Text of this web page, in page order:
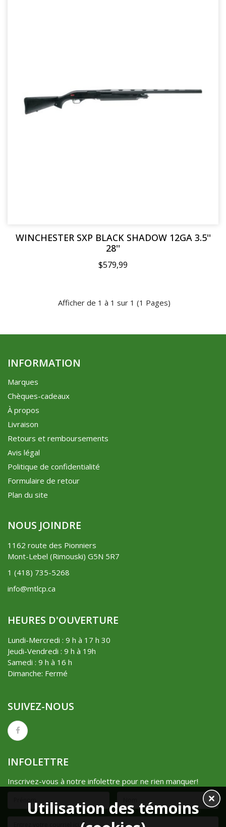
WINCHESTER SXP BLACK SHADOW 12GA 3.5''
28''
$579,99
Afficher de 1 à 1 sur 1 (1 Pages)
INFORMATION
Marques
Chèques-cadeaux
À propos
Livraison
Retours et remboursements
Avis légal
Politique de confidentialité
Formulaire de retour
Plan du site
NOUS JOINDRE
1162 route des Pionniers
Mont-Lebel (Rimouski) G5N 5R7
1 (418) 735-5268
info@mtlcp.ca
HEURES D'OUVERTURE
Lundi-Mercredi : 9 h à 17 h 30
Jeudi-Vendredi : 9 h à 19h
Samedi : 9 h à 16 h
Dimanche: Fermé
SUIVEZ-NOUS
INFOLETTRE
Inscrivez-vous à notre infolettre pour ne rien manquer!
Utilisation des témoins